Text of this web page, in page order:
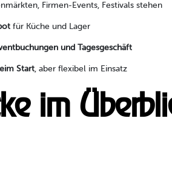
Firmen-Events, Festivals stehen
für Küche und Lager
und Tagesgeschäft
Start, aber flexibel im Einsatz
im